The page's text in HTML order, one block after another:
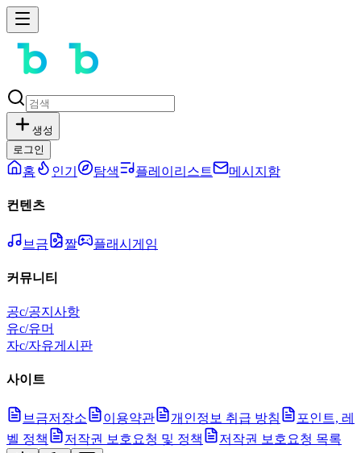
생성
로그인
홈 인기 탐색 플레이리스트 메시지함
컨텐츠
브금 짤 플래시게임
커뮤니티
공c/공지사항
유c/유머
자c/자유게시판
사이트
브금저장소 이용약관 개인정보 취급 방침
포인트, 레
벨 정책
저작권 보호요청 및 정책 저작권 보호요청 목록